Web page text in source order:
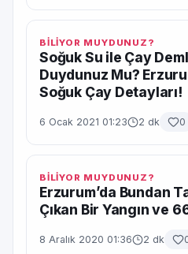
BİLİYOR MUYDUNUZ?
Soğuk Su ile Çay
Duydunuz Mu?
Soğuk Çay Detayları!
6 Ocak 2021 01:23 2 dk 0
BİLİYOR MUYDUNUZ?
Erzurum’da Bundan
Çıkan Bir Yangın ve
8 Aralık 2020 01:36 2 dk